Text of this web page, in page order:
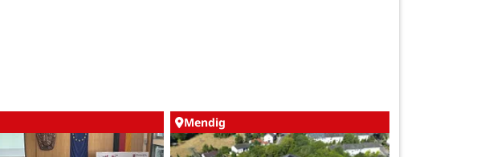
Mendig